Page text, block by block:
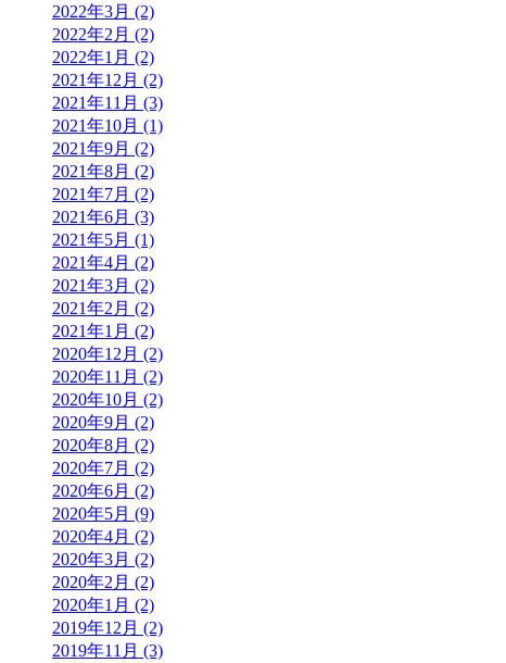
2022年3月 (2)
2022年2月 (2)
2022年1月 (2)
2021年12月 (2)
2021年11月 (3)
2021年10月 (1)
2021年9月 (2)
2021年8月 (2)
2021年7月 (2)
2021年6月 (3)
2021年5月 (1)
2021年4月 (2)
2021年3月 (2)
2021年2月 (2)
2021年1月 (2)
2020年12月 (2)
2020年11月 (2)
2020年10月 (2)
2020年9月 (2)
2020年8月 (2)
2020年7月 (2)
2020年6月 (2)
2020年5月 (9)
2020年4月 (2)
2020年3月 (2)
2020年2月 (2)
2020年1月 (2)
2019年12月 (2)
2019年11月 (3)